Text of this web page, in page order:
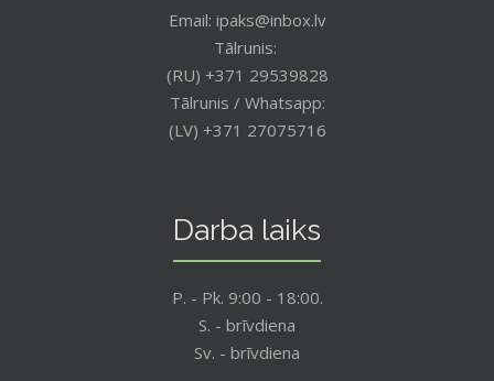
Email: ipaks@inbox.lv
Tālrunis:
(RU) +371 29539828
Tālrunis / Whatsapp:
(LV) +371 27075716
Darba laiks
P. - Pk. 9:00 - 18:00.
S. - brīvdiena
Sv. - brīvdiena